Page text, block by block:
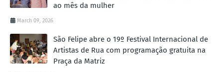
ao mês da mulher
March 09, 2026
São Felipe abre o 19º Festival Internacional de
Artistas de Rua com programação gratuita na
Praça da Matriz